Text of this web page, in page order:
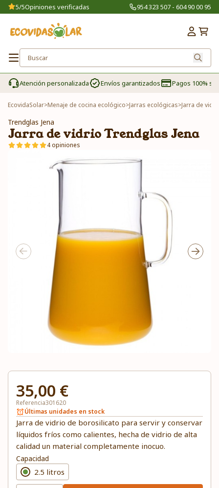
5/5Opiniones verificadas 954 323 507 - 604 90 00 95
Atención personalizada Envíos garantizados Pagos 100%
EcovidaSolar>Menaje de cocina ecológico>Jarras ecológicas>Jarra de
Trendglas Jena
Jarra de vidrio Trendglas Jena
4 opiniones
35,00 €
Referencia301620
Últimas unidades en stock
Jarra de vidrio de borosilicato para servir y conservar
líquidos fríos como calientes, hecha de vidrio de alta
calidad un material completamente inocuo.
Capacidad
2.5 litros